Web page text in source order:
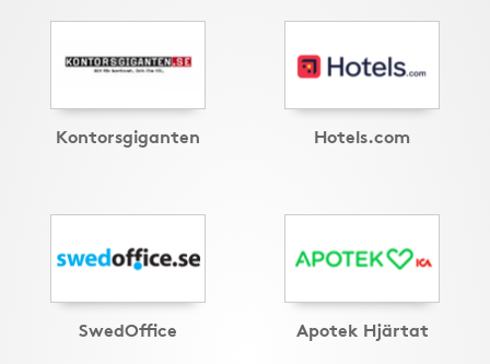
Kontorsgiganten Hotels.com
SwedOffice Apotek Hjärtat